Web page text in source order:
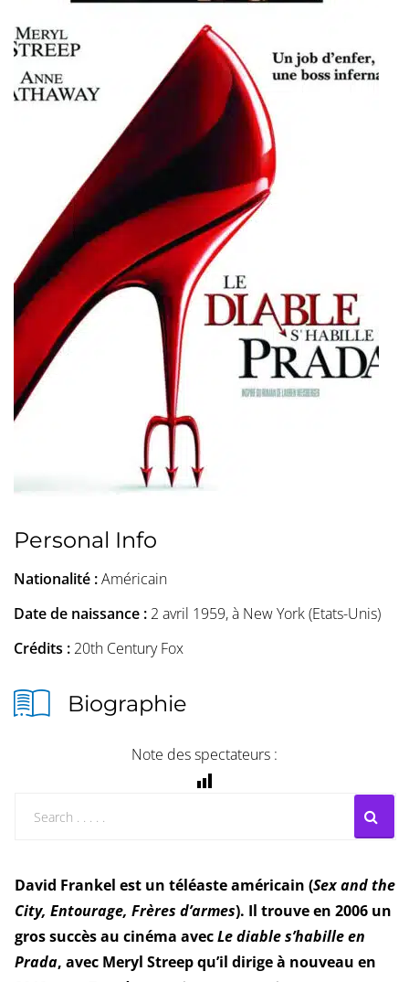
Personal Info
Nationalité :Américain
Date de naissance : 2 avril 1959, à New York (Etats-Unis)
Crédits : 20th Century Fox
Biographie
Note des spectateurs :
David Frankel est un téléaste américain (Sex and the
City, Entourage, Frères d’armes). Il trouve en 2006 un
gros succès au cinéma avecLe diable s’habille en
Prada, avec Meryl Streep qu’il dirige à nouveau en